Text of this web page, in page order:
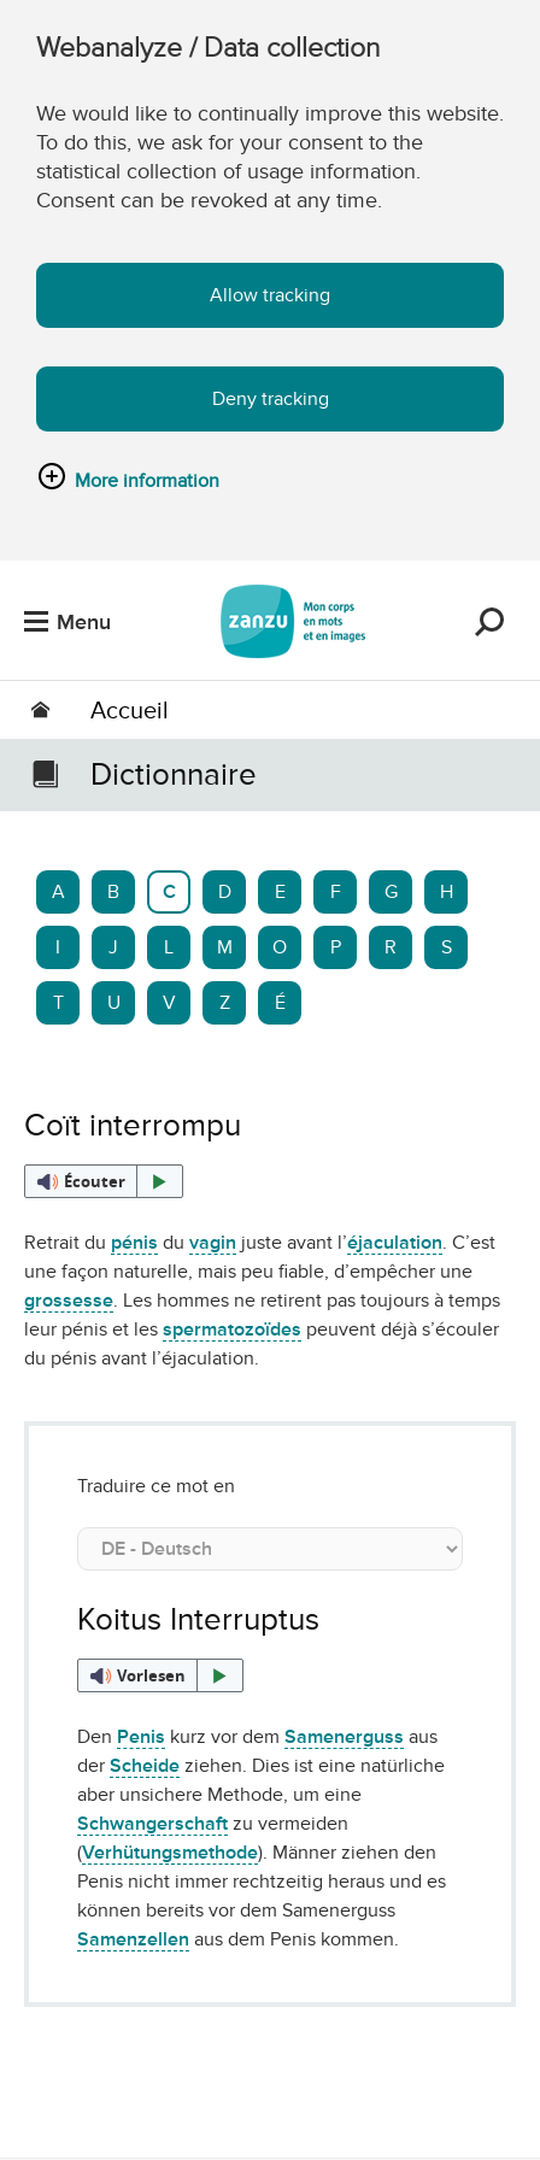
Webanalyze / Data collection
We would like to continually improve this website.
To do this, we ask for your consent to the
statistical collection of usage information.
Consent can be revoked at any time.
Allow tracking
Deny tracking
More information
Menu
Accueil
Dictionnaire
A B C D E F G H
J L M O P R S
T U V Z É
Coït interrompu
Écouter
Retrait du pénis du vagin juste avant l’éjaculation. C’est
une façon naturelle, mais peu fiable, d’empêcher une
grossesse. Les hommes ne retirent pas toujours à temps
leur pénis et les spermatozoïdes peuvent déjà s’écouler
du pénis avant l’éjaculation.
Traduire ce mot en
Koitus Interruptus
Vorlesen
Den Penis kurz vor dem Samenerguss aus
der Scheide ziehen. Dies ist eine natürliche
aber unsichere Methode, um eine
Schwangerschaft zu vermeiden
(Verhütungsmethode). Männer ziehen den
Penis nicht immer rechtzeitig heraus und es
können bereits vor dem Samenerguss
Samenzellen aus dem Penis kommen.